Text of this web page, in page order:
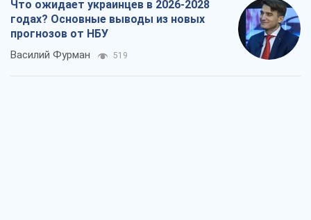
Что ожидает украинцев в 2026-2028
годах? Основные выводы из новых
прогнозов от НБУ
Василий Фурман 519